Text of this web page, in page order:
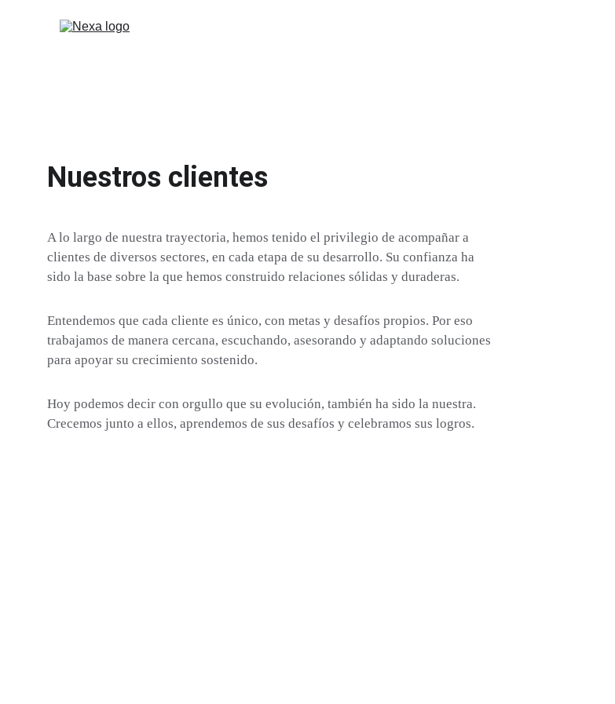
Nuestros clientes
A lo largo de nuestra trayectoria, hemos tenido el privilegio de acompañar a
clientes de diversos sectores, en cada etapa de su desarrollo. Su confianza ha
sido la base sobre la que hemos construido relaciones sólidas y duraderas.
Entendemos que cada cliente es único, con metas y desafíos propios. Por eso
trabajamos de manera cercana, escuchando, asesorando y adaptando soluciones
para apoyar su crecimiento sostenido.
Hoy podemos decir con orgullo que su evolución, también ha sido la nuestra.
Crecemos junto a ellos, aprendemos de sus desafíos y celebramos sus logros.